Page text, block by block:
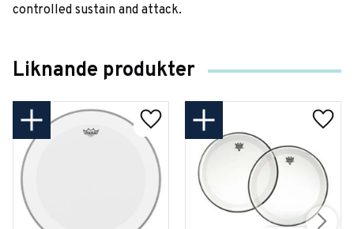
controlled sustain and attack.
Liknande produkter